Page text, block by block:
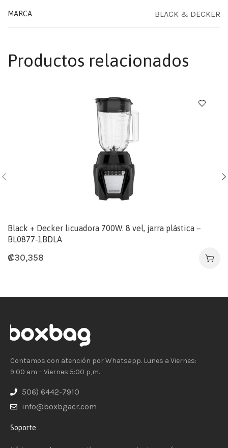
MARCA BLACK & DECKER
Productos relacionados
Black + Decker licuadora 700W. 8 vel, jarra plástica –
BL0877-1BDLA
₡30,358
Contamos con atención por Whatsapp. Lunes a Viernes:
9:00 am – Viernes 5:00 p,m.
506) 6442-7910
info@boxbgacr.com
Soporte